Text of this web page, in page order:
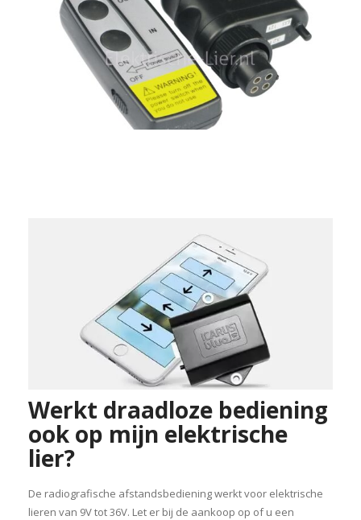
Werkt draadloze bediening
ook op mijn elektrische
lier?
De radiografische afstandsbediening werkt voor elektrische
lieren van 9V tot 36V. Let er bij de aankoop op of u een